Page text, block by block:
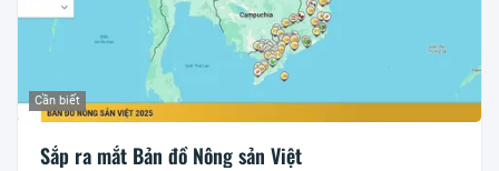
Cần biết
Sắp ra mắt Bản đồ Nông sản Việt